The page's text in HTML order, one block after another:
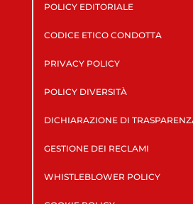
POLICY EDITORIALE
CODICE ETICO CONDOTTA
PRIVACY POLICY
POLICY DIVERSITÀ
DICHIARAZIONE DI
GESTIONE DEI RECLAMI
WHISTLEBLOWER POLICY